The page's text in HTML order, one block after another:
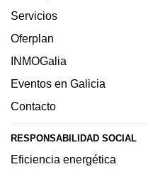
Servicios
Oferplan
INMOGalia
Eventos en Galicia
Contacto
RESPONSABILIDAD SOCIAL
Eficiencia energética